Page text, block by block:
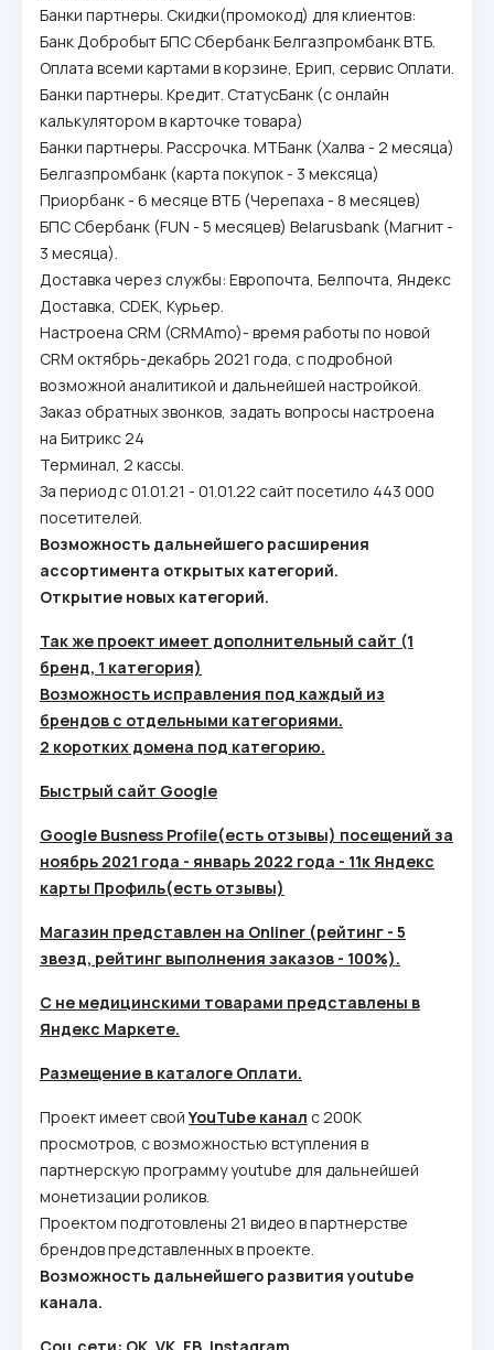
Банки партнеры. Скидки(промокод) для клиентов:
Банк Добробыт БПС Сбербанк Белгазпромбанк ВТБ.
Оплата всеми картами в корзине, Ерип, сервис Оплати.
Банки партнеры. Кредит. СтатусБанк (с онлайн
калькулятором в карточке товара)
Банки партнеры. Рассрочка. МТБанк (Халва - 2 месяца)
Белгазпромбанк (карта покупок - 3 мексяца)
Приорбанк - 6 месяце ВТБ (Черепаха - 8 месяцев)
БПС Сбербанк (FUN - 5 месяцев) Belarusbank (Магнит -
3 месяца).
Доставка через службы: Европочта, Белпочта, Яндекс
Доставка, CDEK, Курьер.
Настроена CRM (CRMAmo)- время работы по новой
CRM октябрь-декабрь 2021 года, c подробной
возможной аналитикой и дальнейшей настройкой.
Заказ обратных звонков, задать вопросы настроена
на Битрикс 24
Терминал, 2 кассы.
За период с 01.01.21 - 01.01.22 сайт посетило 443 000
посетителей.
Возможность дальнейшего расширения
ассортимента открытых категорий.
Открытие новых категорий.
Так же проект имеет дополнительный сайт (1
бренд, 1 категория)
Возможность исправления под каждый из
брендов с отдельными категориями.
2 коротких домена под категорию.
Быстрый сайт Google
Google Busness Profile(есть отзывы) посещений за
ноябрь 2021 года - январь 2022 года - 11к Яндекс
карты Профиль(есть отзывы)
Магазин представлен на Onliner (рейтинг - 5
звезд, рейтинг выполнения заказов - 100%).
С не медицинскими товарами представлены в
Яндекс Маркете.
Размещение в каталоге Оплати.
Проект имеет свойYouTube канал с 200К
просмотров, с возможностью вступления в
партнерскую программу youtube для дальнейшей
монетизации роликов.
Проектом подготовлены 21 видео в партнерстве
брендов представленных в проекте.
Возможность дальнейшего развития youtube
канала.